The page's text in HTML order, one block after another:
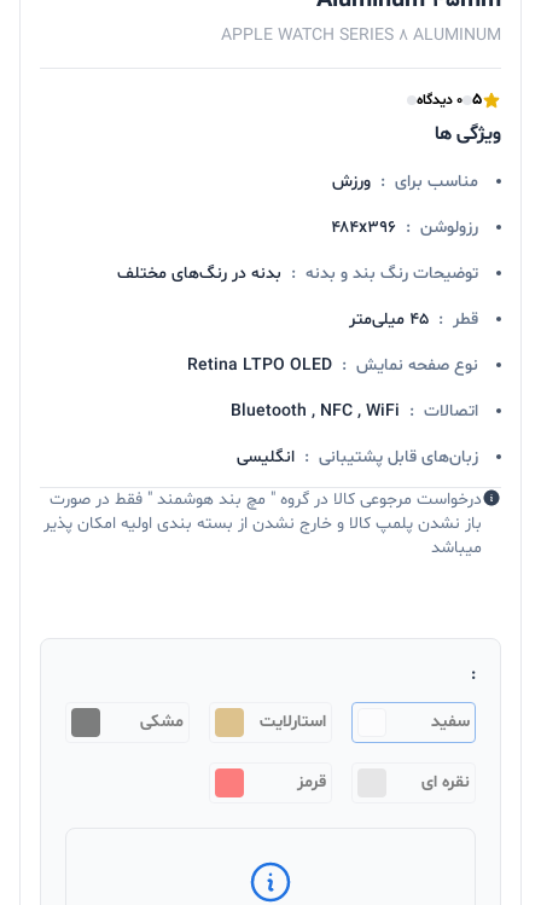
APPLE WATCH SERIES 8 ALUMINUM
5 0 دیدگاه
ویژگی ها
مناسب برای : ورزش
رزولوشن : ۴۸۴x۳۹۶
توضیحات رنگ بند و بدنه : بدنه در رنگ‌های مختلف
قطر : ۴۵ میلی‌متر
نوع صفحه نمایش :
Retina LTPO OLED
اتصالات :
Bluetooth , NFC , WiFi
زبان‌های قابل پشتیبانی : انگلیسی
درخواست مرجوعی کالا در گروه " مچ بند هوشمند " فقط در صورت
باز نشدن پلمپ کالا و خارج نشدن از بسته بندی اولیه امکان پذیر
میباشد
:
سفید استارلایت مشکی
نقره ای قرمز